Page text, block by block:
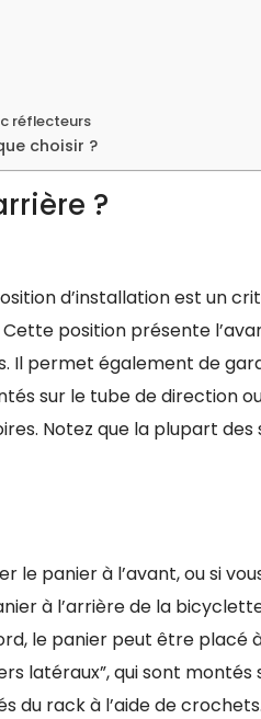
réflecteurs
choisir ?
?
d’installation est un
position présente
Il permet également de
sur le tube de direction
Notez que la plupart
le panier à l’avant, ou si
à l’arrière de la
le panier peut être
latéraux”, qui sont
du rack à l’aide de crochets.